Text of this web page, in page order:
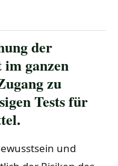
der
ganzen
zu
Tests für
und